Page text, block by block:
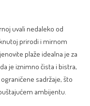
uvali nedaleko od
prirodi i mirnom
plaže idealna je za
je iznimno čista i bistra,
sadržaje, što
ambijentu.